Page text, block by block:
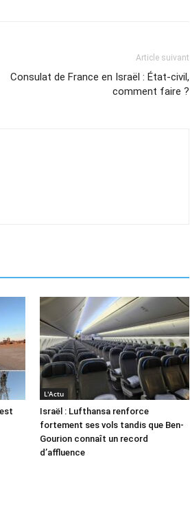
Article suivant
Consulat de France en Israël : État-civil,
comment faire ?
L'Actu
Israël : Lufthansa renforce
fortement ses vols tandis que Ben-
Gourion connaît un record
d’affluence